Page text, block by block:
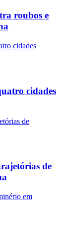
roubos e
cidades
de